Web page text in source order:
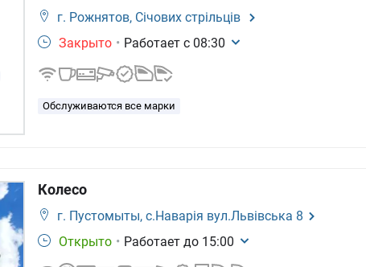
г. Рожнятов, Січових стрільців
Закрыто • Работает с 08:30
Обслуживаются все марки
Колесо
г. Пустомыты, с.Наварія вул.Львівська 8
Открыто • Работает до 15:00